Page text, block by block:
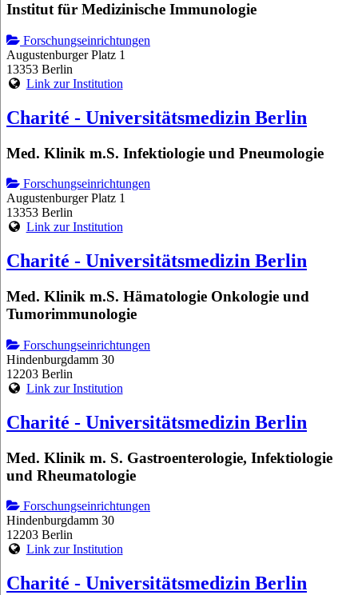
Institut für Medizinische Immunologie
Forschungseinrichtungen
Augustenburger Platz 1
13353 Berlin
Link zur Institution
Charité - Universitätsmedizin Berlin
Med. Klinik m.S. Infektiologie und Pneumologie
Forschungseinrichtungen
Augustenburger Platz 1
13353 Berlin
Link zur Institution
Charité - Universitätsmedizin Berlin
Med. Klinik m.S. Hämatologie Onkologie und
Tumorimmunologie
Forschungseinrichtungen
Hindenburgdamm 30
12203 Berlin
Link zur Institution
Charité - Universitätsmedizin Berlin
Med. Klinik m. S. Gastroenterologie, Infektiologie
und Rheumatologie
Forschungseinrichtungen
Hindenburgdamm 30
12203 Berlin
Link zur Institution
Charité - Universitätsmedizin Berlin